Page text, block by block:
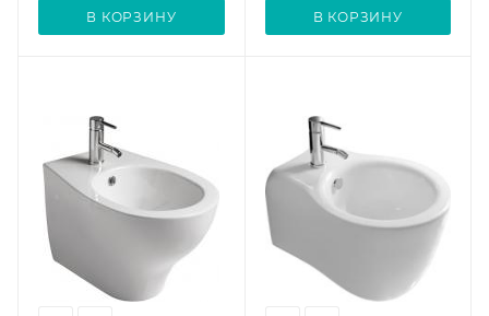
В КОРЗИНУ В КОРЗИНУ